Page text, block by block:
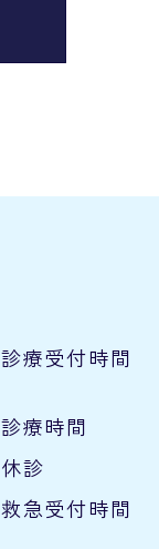
診療受付時間
診療時間
休診
救急受付時間